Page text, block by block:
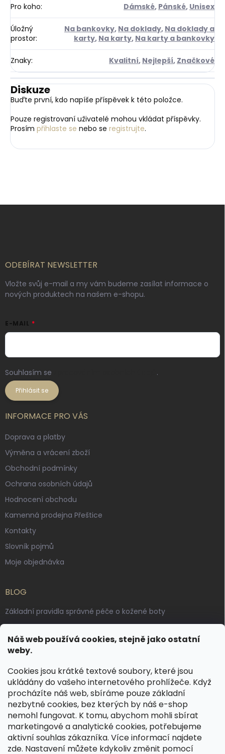
Náš web používá cookies, stejně jako ostatní
weby.
Cookies jsou krátké textové soubory, které jsou
ukládány do vašeho internetového prohlížeče. Když
procházíte náš web, sbíráme pouze základní
nezbytné cookies, bez kterých by náš e-shop
nemohl fungovat. K tomu, abychom mohli sbírat
marketingové a analytické cookies, potřebujeme
aktivní souhlas zákazníka. Více informací najdete
zde. Nastavení můžete kdykoliv změnit pomocí
Pro koho: Dámské, Pánské, Unisex
Úložný
prostor:
Na bankovky, Na doklady, Na doklady a
karty, Na karty, Na karty a bankovky
Znaky: Kvalitní, Nejlepší, Značkové
Diskuze
Buďte první, kdo napíše příspěvek k této položce.
Pouze registrovaní uživatelé mohou vkládat příspěvky.
Prosím přihlaste se nebo se registrujte.
ODEBÍRAT NEWSLETTER
Vložte svůj e-mail a my vám budeme zasílat informace o
nových produktech na našem e-shopu.
E-MAIL
Souhlasím se .
Přihlásit se
INFORMACE PRO VÁS
Doprava a platby
Výměna a vrácení zboží
Obchodní podmínky
Ochrana osobních údajů
Hodnocení obchodu
Kamenná prodejna Přeštice
Kontakty
Slovník pojmů
Moje objednávka
BLOG
Základní pravidla správné péče o kožené boty
Výroba českých kožených opasků: vůně pravé kůže, dotek
řemesla
KONTAKT
dotazy@spongr.cz
+420 776 663 962
https://www.facebook.com/spongr.cz